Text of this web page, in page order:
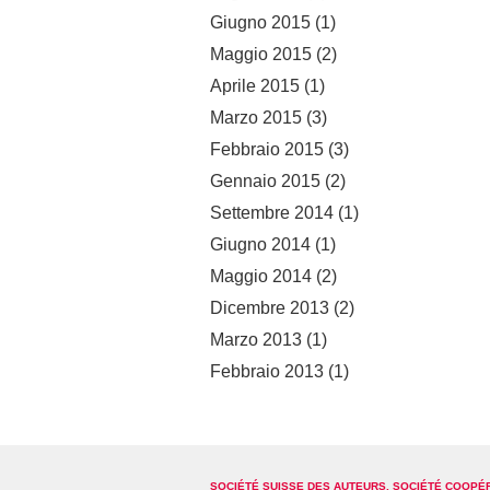
Giugno 2015 (1)
Maggio 2015 (2)
Aprile 2015 (1)
Marzo 2015 (3)
Febbraio 2015 (3)
Gennaio 2015 (2)
Settembre 2014 (1)
Giugno 2014 (1)
Maggio 2014 (2)
Dicembre 2013 (2)
Marzo 2013 (1)
Febbraio 2013 (1)
SOCIÉTÉ SUISSE DES AUTEURS, SOCIÉTÉ